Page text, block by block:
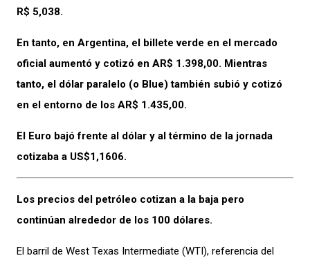
R$ 5,038.
En tanto, en Argentina, el billete verde en el mercado
oficial aumentó y cotizó en AR$ 1.398,00. Mientras
tanto, el dólar paralelo (o Blue) también subió y cotizó
en el entorno de los AR$ 1.435,00.
El Euro bajó frente al dólar y al término de la jornada
cotizaba a US$1,1606.
Los precios del petróleo cotizan a la baja pero
continúan alrededor de los 100 dólares.
El barril de West Texas Intermediate (WTI), referencia del